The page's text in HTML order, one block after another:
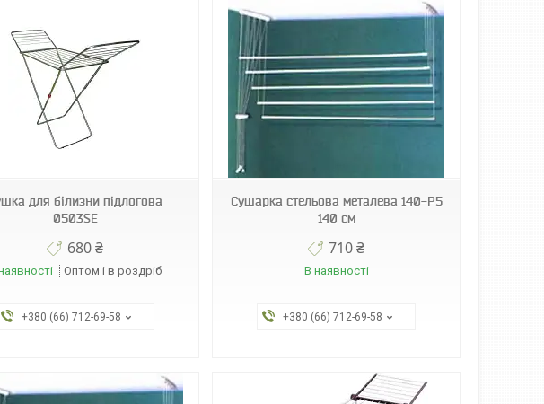
для білизни підлогова
0503SE
680 ₴
Оптом і в роздріб
+380 (66) 712-69-58
Сушарка стельова металева 140-P5
140 см
710 ₴
В наявності
+380 (66) 712-69-58